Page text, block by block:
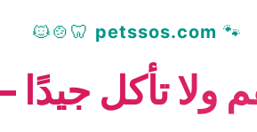
🐾
petssos.com
🦷🍲🐱
تأكل جيدًا